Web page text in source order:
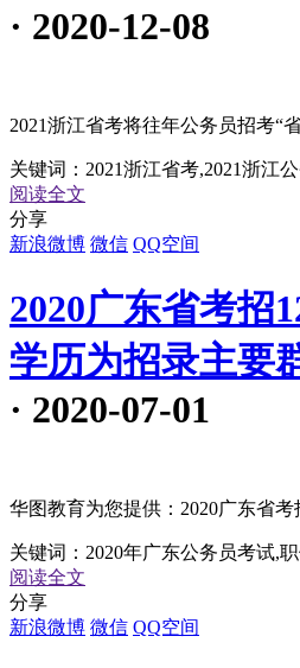
· 2020-12-08
2021浙江省考将往年公务员招考“
关键词： 2021浙江省考,2021浙江
阅读全文
分享
新浪微博 微信 QQ空间
2020广东省考招
学历为招录主要
· 2020-07-01
华图教育为您提供：2020广东省考
关键词： 2020年广东公务员考试,
阅读全文
分享
新浪微博 微信 QQ空间